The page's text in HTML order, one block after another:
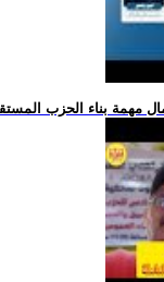
مهمة بناء الحزب